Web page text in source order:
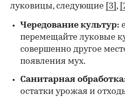
луковицы, следующие
[3] ,
Чередование культур:
перемещайте луковые
совершенно другое
появления мух.
Санитарная
остатки урожая и